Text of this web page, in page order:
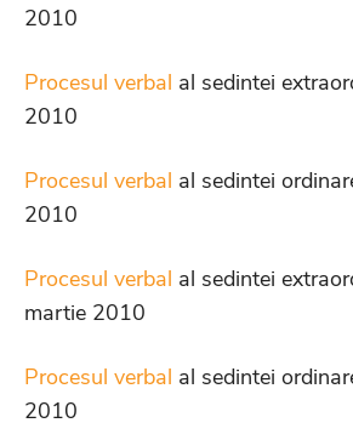
2010
Procesul verbal al sedintei
2010
Procesul verbal al sedintei
2010
Procesul verbal al sedintei
martie 2010
Procesul verbal al sedintei
2010